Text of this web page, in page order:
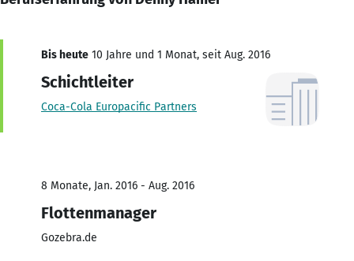
Bis heute 10 Jahre und 1 Monat, seit Aug. 2016
Schichtleiter
Coca-Cola Europacific Partners
8 Monate, Jan. 2016 - Aug. 2016
Flottenmanager
Gozebra.de